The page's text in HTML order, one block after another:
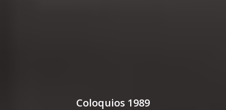
Coloquios 1989